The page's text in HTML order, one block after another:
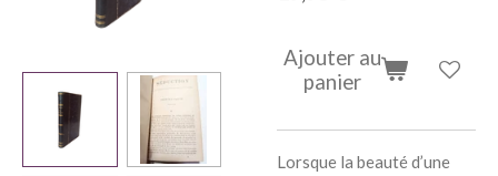
Ajouter au
panier
Lorsque la beauté d’une